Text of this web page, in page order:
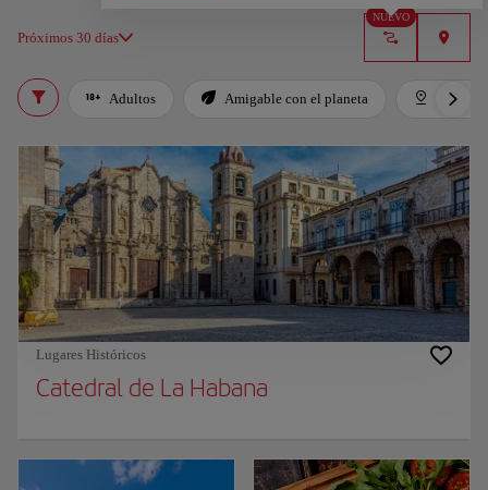
Próximos 30 días
NUEVO
Adultos Amigable con el planeta
Lugares Históricos
Catedral de La Habana